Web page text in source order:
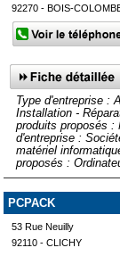
92270 - BOIS-
Type d'entreprise :
Installation -
produits proposés :
d'entreprise :
matériel
proposés :
PCPACK
53 Rue Neuilly
92110 - CLICHY